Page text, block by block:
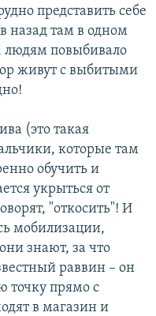
представить себе
назад там в одном
людям повыбивало
живут с выбитыми
(это такая
которые там
обучить и
укрыться от
"откосить"! И
мобилизации,
знают, за что
раввин – он
точку прямо с
в магазин и